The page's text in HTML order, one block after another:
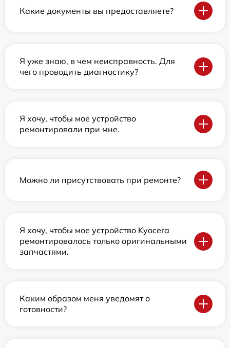
Какие документы вы предоставляете?
Я уже знаю, в чем неисправность. Для
чего проводить диагностику?
Я хочу, чтобы мое устройство
ремонтировали при мне.
Можно ли присутствовать при ремонте?
Я хочу, чтобы мое устройство Kyocera
ремонтировалось только оригинальными
запчастями.
Каким образом меня уведомят о
готовности?